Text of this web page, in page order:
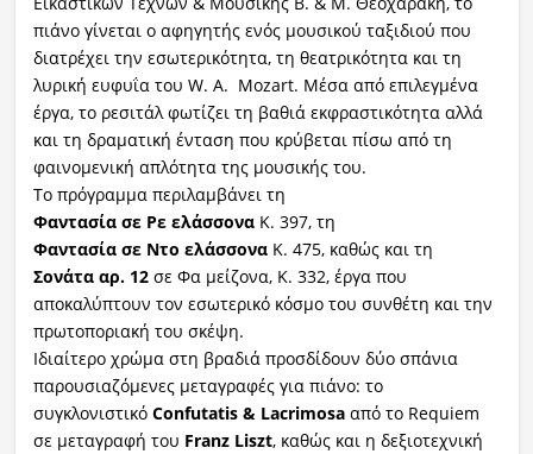
πιάνο γίνεται ο αφηγητής ενός μουσικού ταξιδιού που
διατρέχει την εσωτερικότητα, τη θεατρικότητα και τη
λυρική ευφυΐα του W. A. Mozart. Μέσα από επιλεγμένα
έργα, το ρεσιτάλ φωτίζει τη βαθιά εκφραστικότητα αλλά
και τη δραματική ένταση που κρύβεται πίσω από τη
φαινομενική απλότητα της μουσικής του.
Το πρόγραμμα περιλαμβάνει τη
Φαντασία σε Ρε ελάσσοναK. 397, τη
Φαντασία σε Ντο ελάσσοναK. 475, καθώς και τη
Σονάτα αρ. 12σε Φα μείζονα, K. 332, έργα που
αποκαλύπτουν τον εσωτερικό κόσμο του συνθέτη και την
πρωτοποριακή του σκέψη.
Ιδιαίτερο χρώμα στη βραδιά προσδίδουν δύο σπάνια
παρουσιαζόμενες μεταγραφές για πιάνο: το
συγκλονιστικό Confutatis & Lacrimosaαπό το Requiem
σε μεταγραφή του Franz Liszt, καθώς και η δεξιοτεχνική